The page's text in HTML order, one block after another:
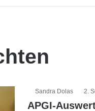
Sandra Dolas 2.
APGI-